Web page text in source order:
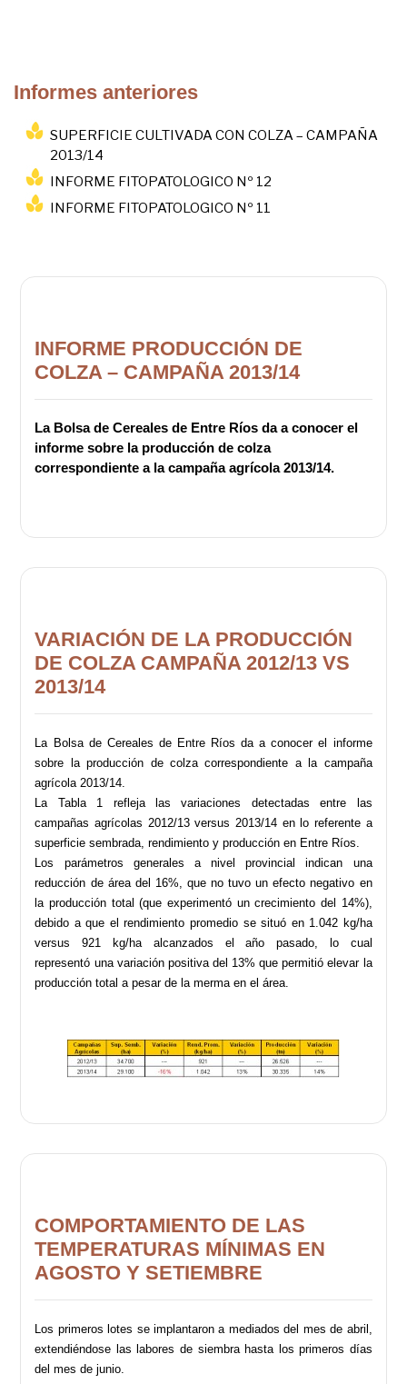
Informes anteriores
SUPERFICIE CULTIVADA CON COLZA – CAMPAÑA
2013/14
INFORME FITOPATOLOGICO Nº 12
INFORME FITOPATOLOGICO Nº 11
INFORME PRODUCCIÓN DE
COLZA – CAMPAÑA 2013/14
La Bolsa de Cereales de Entre Ríos da a conocer el
informe sobre la producción de colza
correspondiente a la campaña agrícola 2013/14.
VARIACIÓN DE LA PRODUCCIÓN
DE COLZA CAMPAÑA 2012/13 VS
2013/14
La Bolsa de Cereales de Entre Ríos da a conocer el informe
sobre la producción de colza correspondiente a la campaña
agrícola 2013/14.
La Tabla 1 refleja las variaciones detectadas entre las
campañas agrícolas 2012/13 versus 2013/14 en lo referente a
superficie sembrada, rendimiento y producción en Entre Ríos.
Los parámetros generales a nivel provincial indican una
reducción de área del 16%, que no tuvo un efecto negativo en
la producción total (que experimentó un crecimiento del 14%),
debido a que el rendimiento promedio se situó en 1.042 kg/ha
versus 921 kg/ha alcanzados el año pasado, lo cual
representó una variación positiva del 13% que permitió elevar la
producción total a pesar de la merma en el área.
COMPORTAMIENTO DE LAS
TEMPERATURAS MÍNIMAS EN
AGOSTO Y SETIEMBRE
Los primeros lotes se implantaron a mediados del mes de abril,
extendiéndose las labores de siembra hasta los primeros días
del mes de junio.